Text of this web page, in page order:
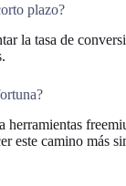
plazo?
la tasa de
herramientas
este camino más